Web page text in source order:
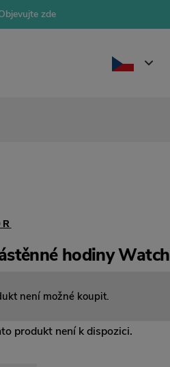
zde
hodiny Watch
není možné koupit.
produkt není k dispozici.